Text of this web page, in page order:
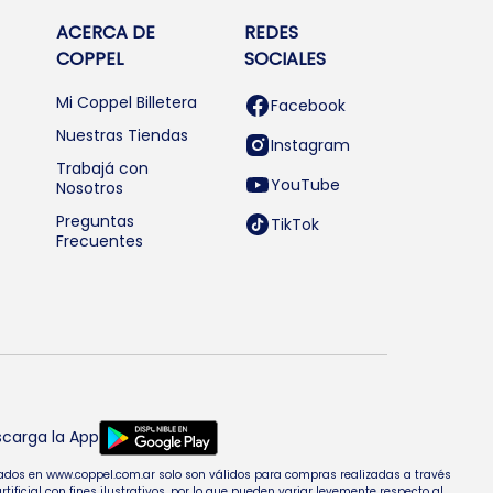
ACERCA DE
COPPEL
Mi Coppel Billetera
Nuestras Tiendas
Trabajá con
Nosotros
Preguntas
Frecuentes
REDES
SOCIALES
Facebook
Instagram
YouTube
TikTok
la App
en www.coppel.com.ar solo son válidos para compras realizadas a través